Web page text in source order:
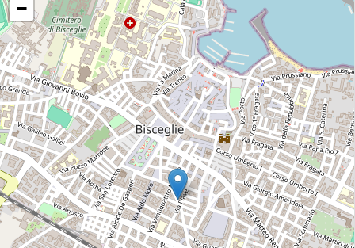
−